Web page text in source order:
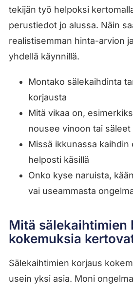
tekijän työ helpoksi
perustiedot jo alussa. Näin
realistisemman hinta-arvion
yhdellä käynnillä.
Montako sälekaihdinta
korjausta
Mitä vikaa on,
nousee vinoon tai
Missä ikkunassa kaihdin
helposti käsillä
Onko kyse naruista,
vai useammasta
Mitä sälekaihtimien
kokemuksia
Sälekaihtimien korjaus
usein yksi asia. Moni